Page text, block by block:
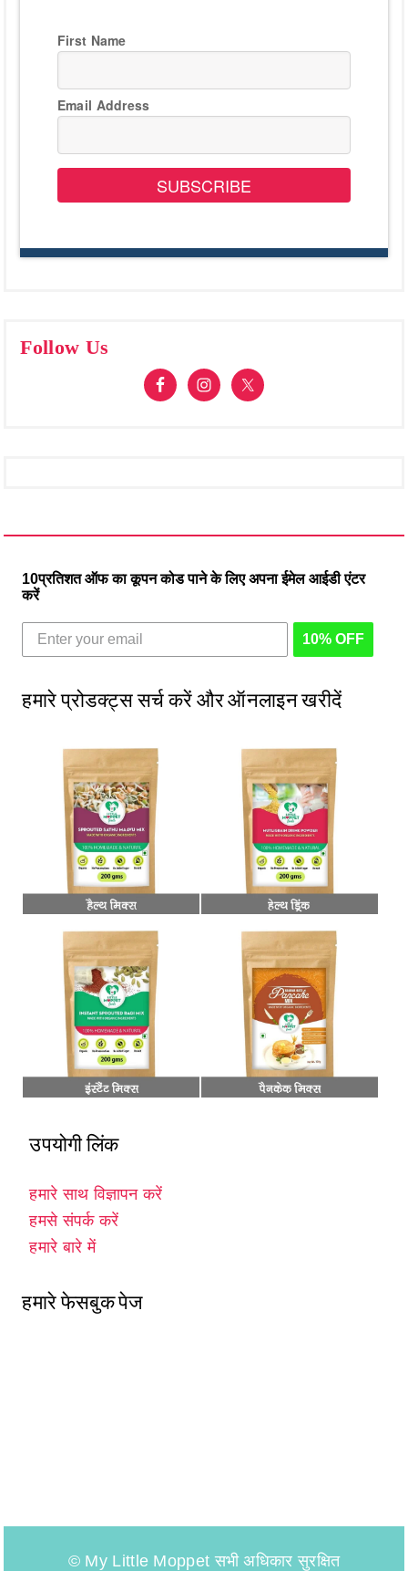
First Name
Email Address
SUBSCRIBE
Follow Us
10प्रतिशत ऑफ का कूपन कोड पाने के लिए अपना ईमेल आईडी एंटर
करें
10% OFF
हमारे प्रोडक्ट्स सर्च करें और ऑनलाइन खरीदें
उपयोगी लिंक
हमारे साथ विज्ञापन करें
हमसे संपर्क करें
हमारे बारे में
हमारे फेसबुक पेज
© My Little Moppet सभी अधिकार सुरक्षित